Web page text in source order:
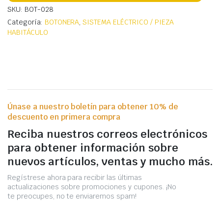
SKU: BOT-028
Categoría: BOTONERA,SISTEMA ELÉCTRICO / PIEZA
HABITÁCULO
Únase a nuestro boletín para obtener 10% de
descuento en primera compra
Reciba nuestros correos electrónicos
para obtener información sobre
nuevos artículos, ventas y mucho más.
Regístrese ahora para recibir las últimas
actualizaciones sobre promociones y cupones. ¡No
te preocupes, no te enviaremos spam!